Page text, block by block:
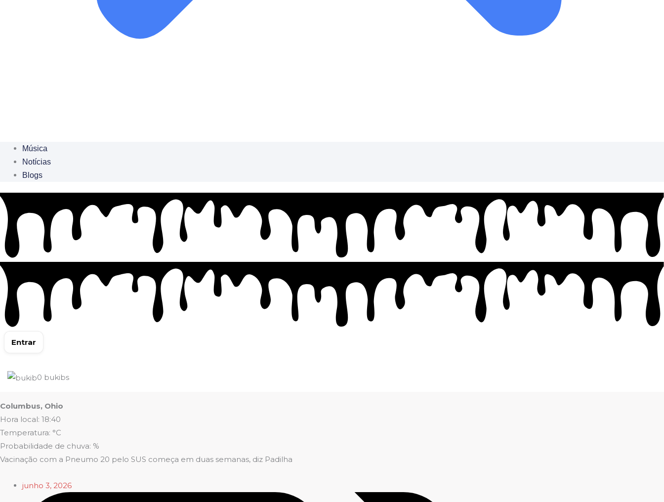
Música
Notícias
Blogs
Entrar
0 bukibs
Columbus, Ohio
Hora local: 18:40
Temperatura: °C
Probabilidade de chuva: %
Vacinação com a Pneumo 20 pelo SUS começa em duas semanas, diz Padilha
junho 3, 2026